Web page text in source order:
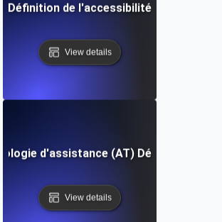
Définition de l'accessibilité
View details
d'assistance (AT) Définition
View details